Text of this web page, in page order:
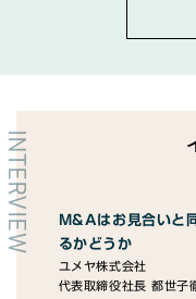
INTERVIEW
M&Aはお見合いと
るかどうか
ユメヤ株式会社
代表取締役社長 都世子